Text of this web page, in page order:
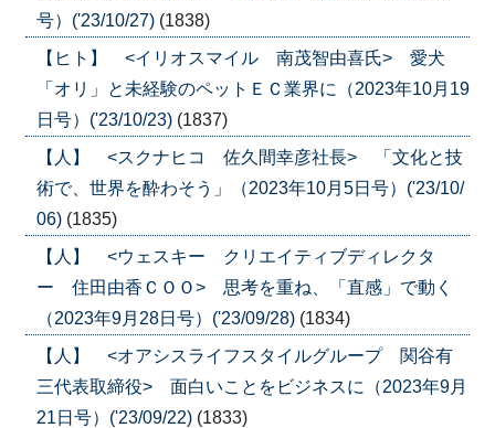
号）('23/10/27) (1838)
【ヒト】 <イリオスマイル 南茂智由喜氏> 愛犬
「オリ」と未経験のペットＥＣ業界に（2023年10月19
日号）('23/10/23) (1837)
【人】 <スクナヒコ 佐久間幸彦社長> 「文化と技
術で、世界を酔わそう」（2023年10月5日号）('23/10/
06) (1835)
【人】 <ウェスキー クリエイティブディレクタ
ー 住田由香ＣＯＯ> 思考を重ね、「直感」で動く
（2023年9月28日号）('23/09/28) (1834)
【人】 <オアシスライフスタイルグループ 関谷有
三代表取締役> 面白いことをビジネスに（2023年9月
21日号）('23/09/22) (1833)